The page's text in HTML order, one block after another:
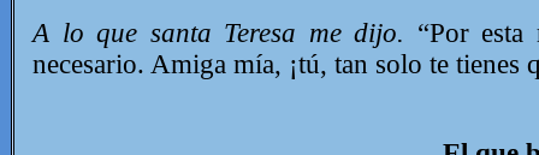
A lo que santa Teresa me dijo. “Por
necesario. Amiga mía, ¡tú, tan solo te tienes